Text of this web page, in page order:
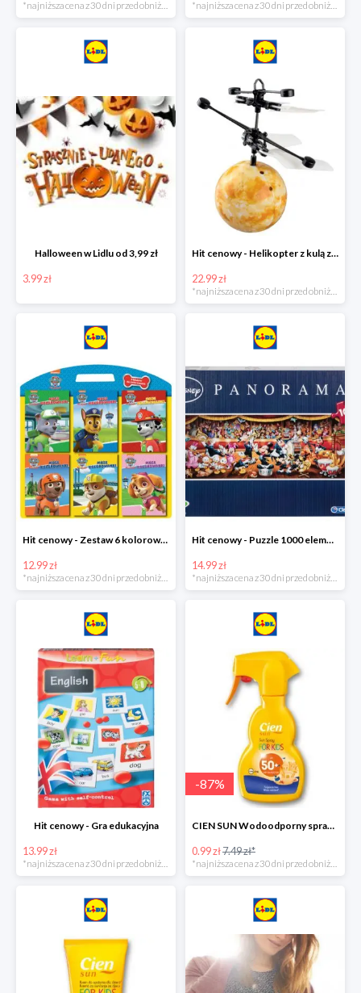
Halloween w Lidlu od 3,99 zł
3.99 zł
Hit cenowy - Helikopter z kulą z podświetleniem LED
22.99 zł
*najniższa cena z 30 dni przed obniżką
Hit cenowy - Zestaw 6 kolorowanek
12.99 zł
Hit cenowy - Puzzle 1000 elementów
14.99 zł
Hit cenowy - Gra edukacyjna
13.99 zł
*najniższa cena z 30 dni przed obniżką
-87%
CIEN SUN Wodoodporny spray do opalania dla dzieci z SPF50 -75%
0.99 zł7.49 zł*
*najniższa cena z 30 dni przed obniżką